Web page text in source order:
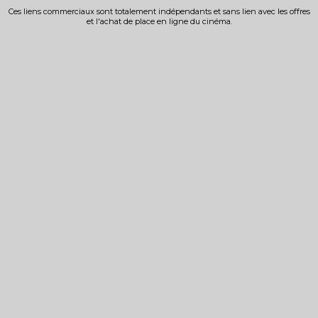
Ces liens commerciaux sont totalement indépendants et sans lien avec les offres
et l'achat de place en ligne du cinéma.